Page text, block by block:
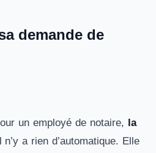
demande de
un employé de notaire, la
n’y a rien d’automatique. Elle